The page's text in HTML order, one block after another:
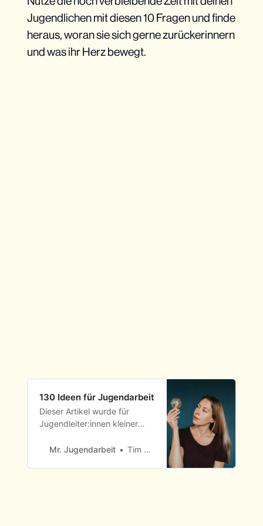
Jugendlichen mit diesen 10 Fragen und finde
heraus, woran sie sich gerne zurückerinnern
und was ihr Herz bewegt.
130 Ideen für Jugendarbeit
Dieser Artikel wurde für
Jugendleiter:innen kleiner
ehrenamtlich ihre Zeit opfern.
Mr. Jugendarbeit Tim Schmoyer